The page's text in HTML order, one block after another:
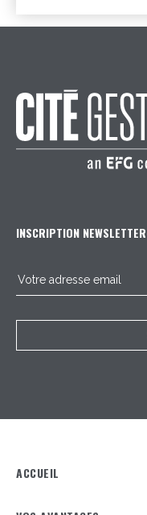
INSCRIPTION NEWSLETTER
ACCUEIL